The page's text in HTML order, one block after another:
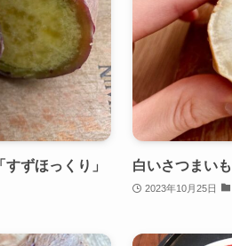
ずほっくり」 白いさつまい
2023年10月25日